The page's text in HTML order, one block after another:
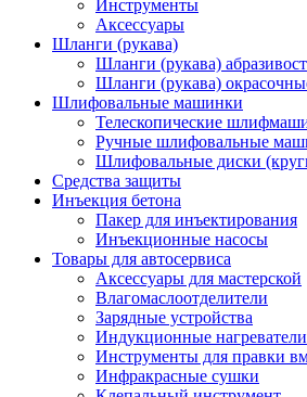
Инструменты
Аксессуары
Шланги (рукава)
Шланги (рукава)
Шланги (рукава)
Шлифовальные машинки
Телескопические
Ручные шлифовальные
Шлифовальные диски
Средства защиты
Инъекция бетона
Пакер для инъектирования
Инъекционные насосы
Товары для автосервиса
Аксессуары для мастерской
Влагомаслоотделители
Зарядные устройства
Индукционные нагреватели
Инструменты для правки
Инфракрасные сушки